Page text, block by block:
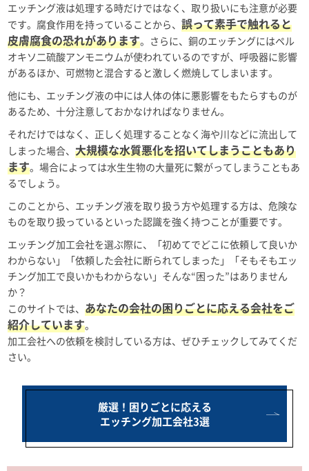
エッチング液は処理する時だけではなく、取り扱いにも注意が必要
です。腐食作用を持っていることから、 誤って素手で触れると
皮膚腐食の恐れがあります。さらに、銅のエッチングにはペル
オキソ二硫酸アンモニウムが使われているのですが、呼吸器に影響
があるほか、可燃物と混合すると激しく燃焼してしまいます。
他にも、エッチング液の中には人体の体に悪影響をもたらすものが
あるため、十分注意しておかなければなりません。
それだけではなく、正しく処理することなく海や川などに流出して
しまった場合、 大規模な水質悪化を招いてしまうこともあり
ます。場合によっては水生生物の大量死に繋がってしまうこともあ
るでしょう。
このことから、エッチング液を取り扱う方や処理する方は、危険な
ものを取り扱っているといった認識を強く持つことが重要です。
エッチング加工会社を選ぶ際に、「初めてでどこに依頼して良いか
わからない」「依頼した会社に断られてしまった」「そもそもエッ
チング加工で良いかもわからない」そんな“困った”はありません
か？
このサイトでは、 あなたの会社の困りごとに応える会社をご
紹介しています。
加工会社への依頼を検討している方は、ぜひチェックしてみてくだ
さい。
厳選！困りごとに応える
エッチング加工会社3選